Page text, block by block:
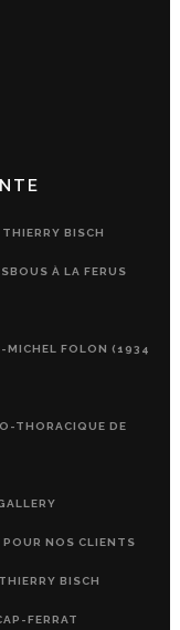
BISCH
À LA FERUS
MICHEL FOLON (1934
THORACIQUE DE
POUR NOS CLIENTS
BISCH
FERRAT